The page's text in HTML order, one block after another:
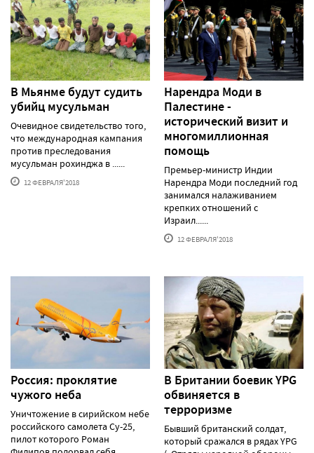
В Мьянме будут судить
убийц мусульман
Очевидное свидетельство того,
что международная кампания
против преследования
мусульман рохинджа в ......
12 ФЕВРАЛЯ'2018
Нарендра Моди в
Палестине -
исторический визит и
многомиллионная
помощь
Премьер-министр Индии
Нарендра Моди последний год
занимался налаживанием
крепких отношений с
Израил......
12 ФЕВРАЛЯ'2018
Россия: проклятие
чужого неба
Уничтожение в сирийском небе
российского самолета Су-25,
пилот которого Роман
В Британии боевик YPG
обвиняется в
терроризме
Бывший британский солдат,
который сражался в рядах YPG